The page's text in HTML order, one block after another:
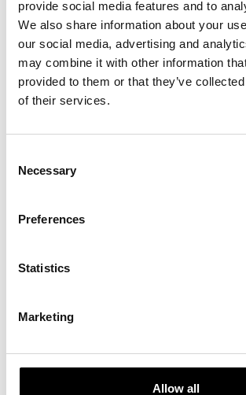
provide social media features and to
We also share information about your
our social media, advertising and
may combine it with other information
provided to them or that they’ve
of their services.
Selection
Necessary
Preferences
Statistics
Marketing
Allow all
PER IL CA­TA­LO­GO
MO­STRA DEL
Marco Rainò firma il
pulsazione antitragica
pubblicato da Marsilio Arte nel
Prospettive sull’arte italiana
delle arti del XXI secolo, a cura
Bellini e
APART­MENT SL
TO AGLI
BUIL­DING OF THE
Apartment SL è tra i
agli Archdaily – Building of the